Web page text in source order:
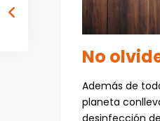
No
Además de
planeta